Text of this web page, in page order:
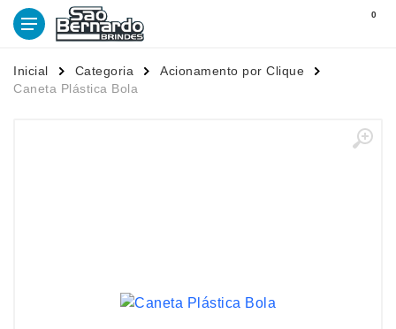
0
Inicial Categoria
Acionamento por Clique
Caneta Plástica Bola